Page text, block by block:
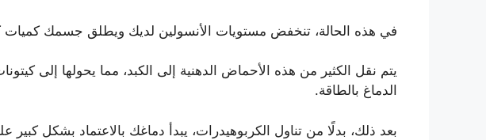
في هذه الحالة، تنخفض مستويات الأنسولين لديك ويطلق جسمك كميات
يتم نقل الكثير من هذه الأحماض الدهنية إلى الكبد، مما يحولها إلى
الدماغ بالطاقة.
بعد ذلك، بدلًا من تناول الكربوهيدرات، يبدأ دماغك بالاعتماد بشكل